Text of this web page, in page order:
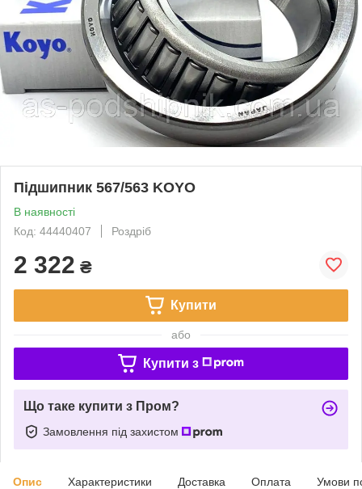
Підшипник 567/563 KOYO
В наявності
Код: 44440407
Роздріб
2 322 ₴
Купити
або
Купити з
Що таке купити з Пром?
Замовлення під захистом
Опис Характеристики Доставка Оплата Умови